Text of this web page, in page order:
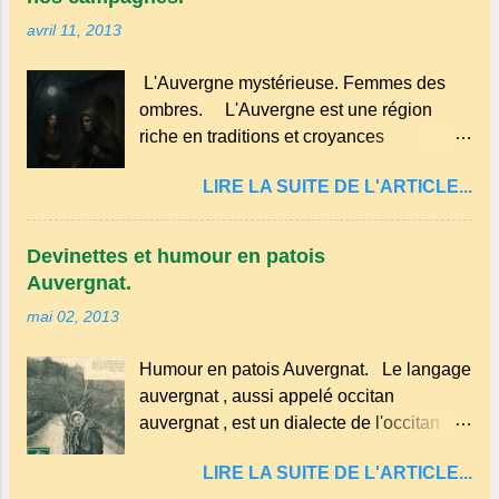
poulailler et la farine du grenier. Pas de
fioritures ...
Millard aux cerises. Prévoyez 500 g de
de farine, 50g de sucre un verre de lait, 1
pincée de sel et 30 g de beurre.
Commencez par équeuter les cerises
passez les sous l'eau rapidement, puis
séchez-les sur un torchon.
avril 11, 2013
L'Auvergne mystérieuse. Femmes des
ombres. L'Auvergne est une région
riche en traditions et croyances
croyances qui ont marqué ses
campagnes : Superstitions : Le pain
convives tourne son pain à l’envers, les
aperçoit, il remet le pain sur le bon coté,
mais il doit payer autant de bouteilles de
vin qu’il y a de couteaux ou de fourchettes
d’Ambert). Les quatre chemins. Quand
LIRE LA SUITE DE L'ARTICLE...
Devinettes et humour en patois
Auvergnat.
mai 02, 2013
Humour en patois Auvergnat. Le langage
auvergnat , aussi appelé occitan
auvergnat , est un dialecte de l'occitan
certaines parties du Massif central . Il
LIRE LA SUITE DE L'ARTICLE...